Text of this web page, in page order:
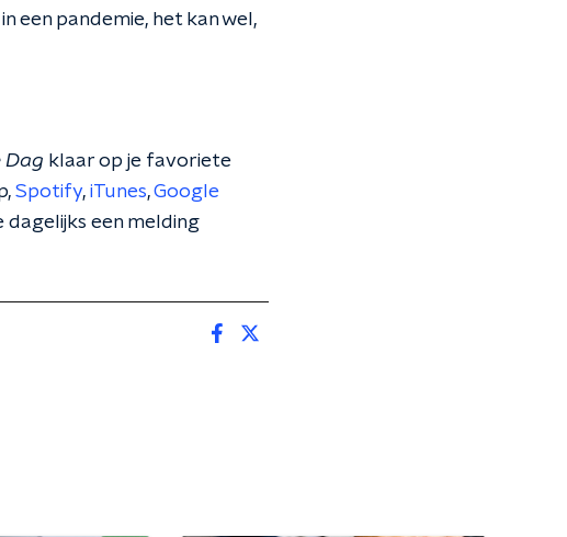
een pandemie, het kan wel,
Dag klaar op je favoriete
Spotify, iTunes,Google
dagelijks een melding